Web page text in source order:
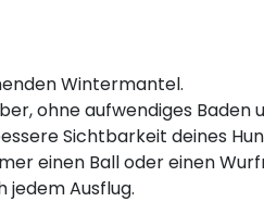
Wintermantel.
ohne aufwendiges Baden
Sichtbarkeit deines
einen Ball oder einen
jedem Ausflug.